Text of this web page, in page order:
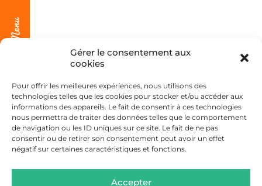
Gérer le consentement aux
cookies
Pour offrir les meilleures expériences, nous utilisons des
technologies telles que les cookies pour stocker et/ou accéder aux
informations des appareils. Le fait de consentir à ces technologies
nous permettra de traiter des données telles que le comportement
de navigation ou les ID uniques sur ce site. Le fait de ne pas
consentir ou de retirer son consentement peut avoir un effet
négatif sur certaines caractéristiques et fonctions.
Accepter